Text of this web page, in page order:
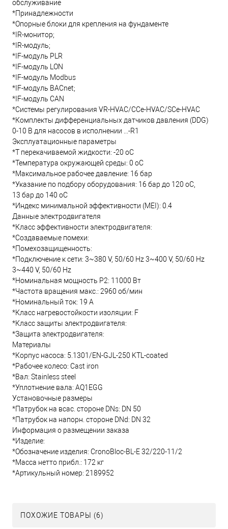
обслуживание
*Принадлежности
*Опорные блоки для крепления на фундаменте
*IR-монитор;
*IR-модуль;
*IF-модуль PLR
*IF-модуль LON
*IF-модуль Modbus
*IF-модуль BACnet;
*IF-модуль CAN
*Системы регулирования VR-HVAC/CCe-HVAC/SCe-HVAC
*Комплекты дифференциальных датчиков давления (DDG)
0-10 В для насосов в исполнении ...-R1
Эксплуатационные параметры
*T перекачиваемой жидкости: -20 oC
*Температура окружающей среды: 0 oC
*Максимальное рабочее давление: 16 бар
*Указание по подбору оборудования: 16 бар до 120 oC,
13 бар до 140 oC
*Индекс минимальной эффективности (MEI): 0.4
Данные электродвигателя
*Класс эффективности электродвигателя:
*Создаваемые помехи:
*Помехозащищенность:
*Подключение к сети: 3~380 V, 50/60 Hz 3~400 V, 50/60 Hz
3~440 V, 50/60 Hz
*Номинальная мощность Р2: 11000 Вт
*Частота вращения макс.: 2960 об/мин
*Номинальный ток: 19 А
*Класс нагревостойкости изоляции: F
*Класс защиты электродвигателя:
*Защита электродвигателя:
Материалы
*Корпус насоса: 5.1301/EN-GJL-250 KTL-coated
*Рабочее колесо: Cast iron
*Вал: Stainless steel
*Уплотнение вала: AQ1EGG
Установочные размеры
*Патрубок на всас. стороне DNs: DN 50
*Патрубок на напорн. стороне DNd: DN 32
Информация о размещении заказа
*Изделие:
*Обозначение изделия: CronoBloc-BL-E 32/220-11/2
*Масса нетто прибл.: 172 кг
*Артикульный номер: 2189952
ПОХОЖИЕ ТОВАРЫ (6)